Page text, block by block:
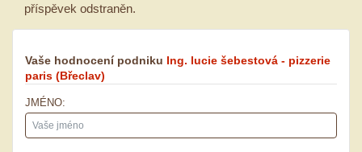
příspěvek odstraněn.
Vaše hodnocení podniku Ing. lucie šebestová - pizzerie
paris (Břeclav)
JMÉNO: